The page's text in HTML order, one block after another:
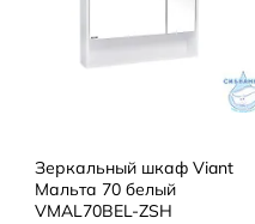
Зеркальный шкаф Viant
Мальта 70 белый
VMAL70BEL-ZSH